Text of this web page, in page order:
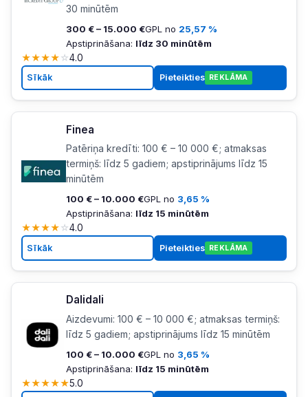
30 minūtēm
300 € – 15.000 €GPL no 25,57 %
Apstiprināšana: līdz 30 minūtēm
★★★★☆4.0
Sīkāk Pieteikties REKLĀMA
Finea
Patēriņa kredīti: 100 € – 10 000 €; atmaksas
termiņš: līdz 5 gadiem; apstiprinājums līdz 15
minūtēm
100 € – 10.000 €GPL no 3,65 %
Apstiprināšana: līdz 15 minūtēm
★★★★☆4.0
Sīkāk Pieteikties REKLĀMA
Dalidali
Aizdevumi: 100 € – 10 000 €; atmaksas termiņš:
līdz 5 gadiem; apstiprinājums līdz 15 minūtēm
100 € – 10.000 €GPL no 3,65 %
Apstiprināšana: līdz 15 minūtēm
★★★★★5.0